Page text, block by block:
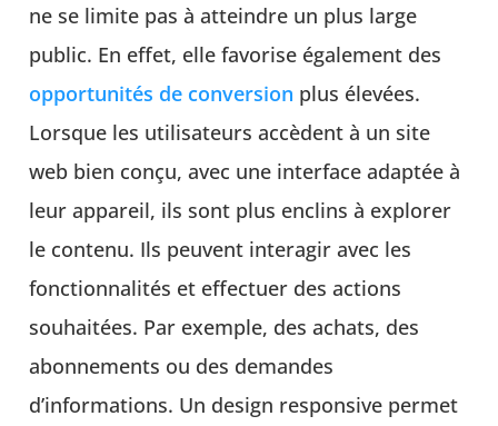
ne se limite pas à atteindre un plus large
public. En effet, elle favorise également des
opportunités de conversion plus élevées.
Lorsque les utilisateurs accèdent à un site
web bien conçu, avec une interface adaptée à
leur appareil, ils sont plus enclins à explorer
le contenu. Ils peuvent interagir avec les
fonctionnalités et effectuer des actions
souhaitées. Par exemple, des achats, des
abonnements ou des demandes
d’informations. Un design responsive permet